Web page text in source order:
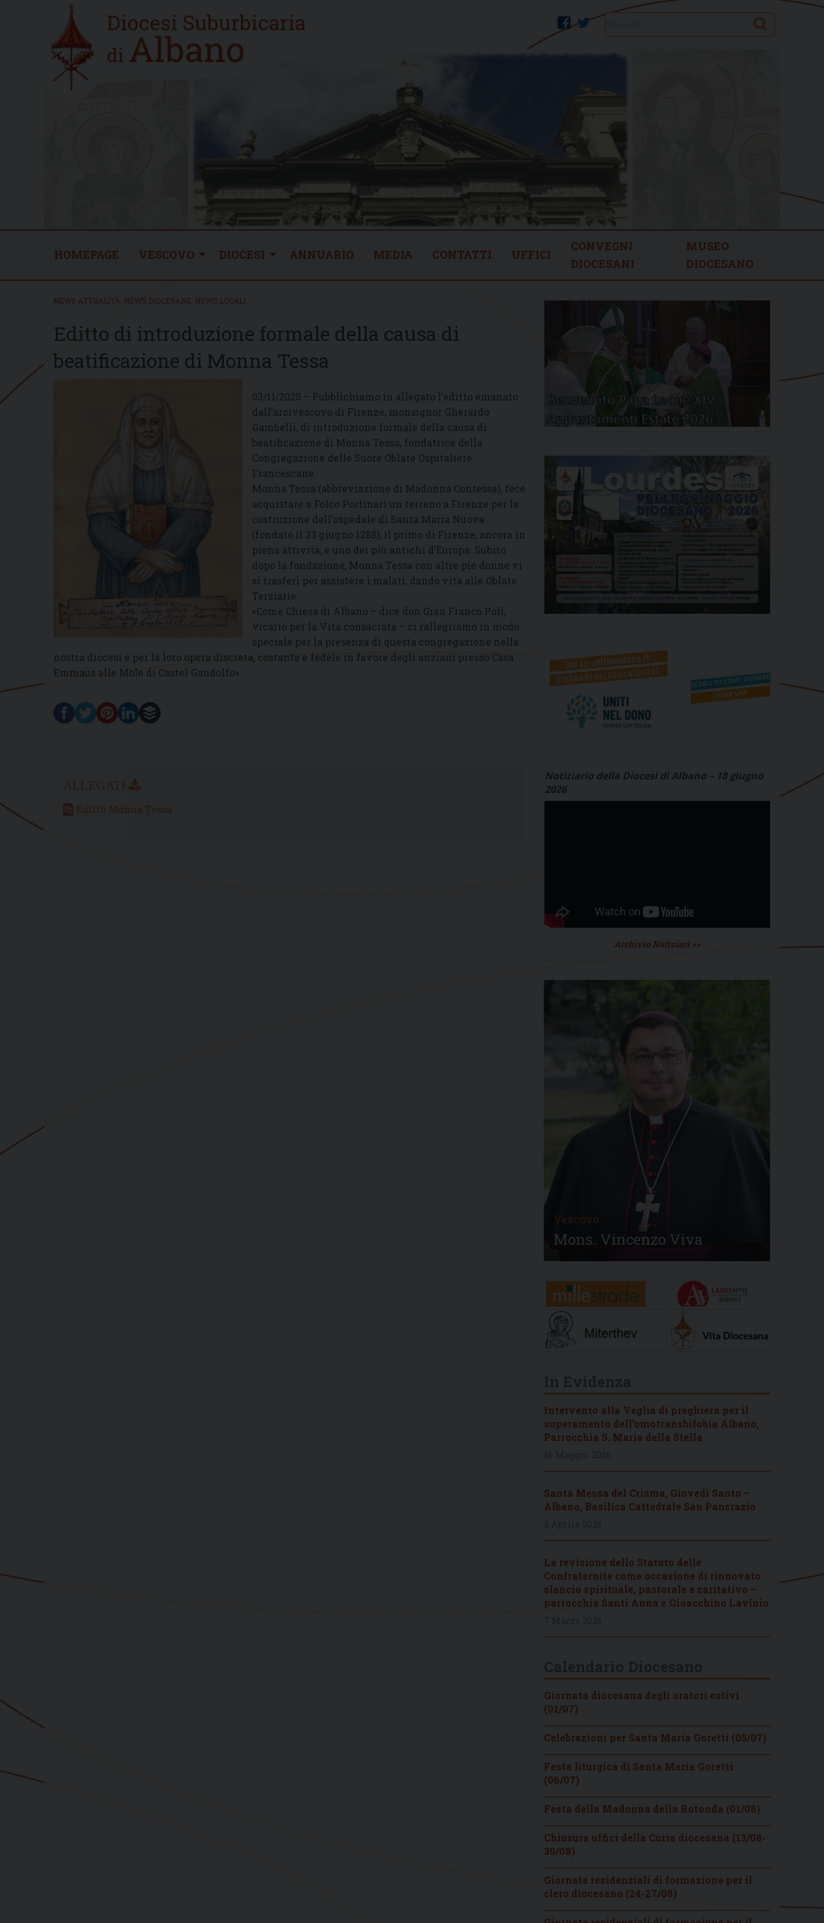
Home
new
twitter
facebook Search
HOMEPAGE VESCOVO DIOCESI ANNUARIO MEDIA CONTATTI UFFICI
CONVEGNI
DIOCESANI
MUSEO
DIOCESANO
NEWS ATTUALITÀ NEWS DIOCESANE NEWS LOCALI
Editto di introduzione formale della causa di
beatificazione di Monna Tessa
03/11/2025 – Pubblichiamo in allegato l’editto emanato
dall’arcivescovo di Firenze, monsignor Gherardo
Gambelli, di introduzione formale della causa di
beatificazione di Monna Tessa, fondatrice della
Congregazione delle Suore Oblate Ospitaliere
Francescane.
Monna Tessa (abbreviazione di Madonna Contessa), fece
acquistare a Folco Portinari un terreno a Firenze per la
costruzione dell’ospedale di Santa Maria Nuova
(fondato il 23 giugno 1288), il primo di Firenze, ancora in
piena attività, e uno dei più antichi d’Europa. Subito
dopo la fondazione, Monna Tessa con altre pie donne vi
si trasferì per assistere i malati, dando vita alle Oblate
Terziarie.
«Come Chiesa di Albano – dice don Gian Franco Poli,
vicario per la Vita consacrata – ci rallegriamo in modo
speciale per la presenza di questa congregazione nella
nostra diocesi e per la loro opera discreta, costante e fedele in favore degli anziani presso Casa
Emmaus alle Mole di Castel Gandolfo».
Editto Monna Tessa
Notiziario della Diocesi di Albano – 18 giugno
2026
Archivio Notiziari >>
Vescovo
Mons. Vincenzo Viva
Intervento alla Veglia di preghiera per il
superamento dell’omotransbifobia Albano,
Parrocchia S. Maria della Stella
Santa Messa del Crisma, Giovedì Santo –
Albano, Basilica Cattedrale San Pancrazio
La revisione dello Statuto delle
Confraternite come occasione di rinnovato
slancio spirituale, pastorale e caritativo –
parrocchia Santi Anna e Gioacchino Lavinio
Giornata diocesana degli oratori estivi
(01/07)
Celebrazioni per Santa Maria Goretti (05/07)
Festa liturgica di Santa Maria Goretti
(06/07)
Festa della Madonna della Rotonda (01/08)
Chiusura uffici della Curia diocesana (13/08-
30/08)
Giornate residenziali di formazione per il
clero diocesano (24-27/08)